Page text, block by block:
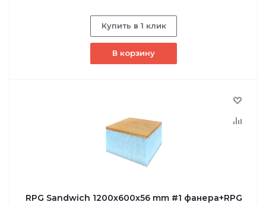
Купить в 1 клик
В корзину
RPG Sandwich 1200х600х56 mm #1 фанера+RPG